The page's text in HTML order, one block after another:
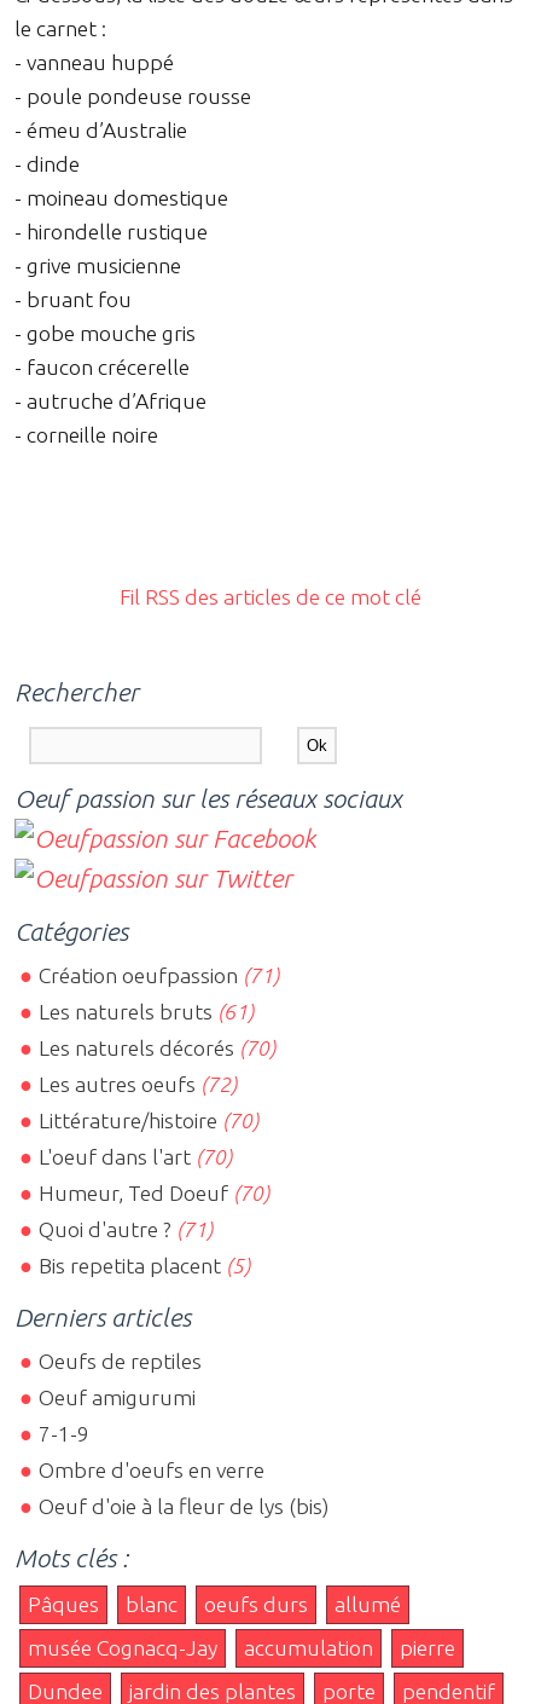
le carnet :
- vanneau huppé
- poule pondeuse rousse
- émeu d’Australie
- dinde
- moineau domestique
- hirondelle rustique
- grive musicienne
- bruant fou
- gobe mouche gris
- faucon crécerelle
- autruche d’Afrique
- corneille noire
Fil RSS des articles de ce mot clé
Rechercher
Oeuf passion sur les réseaux sociaux
Catégories
Création oeufpassion (71)
Les naturels bruts (61)
Les naturels décorés (70)
Les autres oeufs (72)
Littérature/histoire (70)
L'oeuf dans l'art (70)
Humeur, Ted Doeuf (70)
Quoi d'autre ? (71)
Bis repetita placent (5)
Derniers articles
Oeufs de reptiles
Oeuf amigurumi
7-1-9
Ombre d'oeufs en verre
Oeuf d'oie à la fleur de lys (bis)
Mots clés :
Pâques blanc oeufs durs
allumé
musée Cognacq-Jay
accumulation
pierre
Dundee
jardin des plantes porte
pendentif